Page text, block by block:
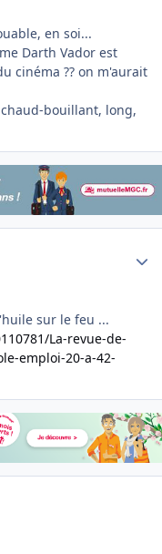
en soi...
Darth Vador est
cinéma ?? on m'aurait
bouillant, long,
sur le feu ...
La-revue-de-
emploi-20-a-42-